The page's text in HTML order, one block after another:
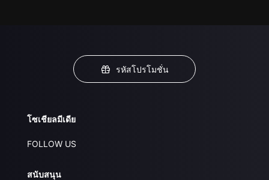
รหัสโปรโมชั่น
โซเชียลมีเดีย
FOLLOW US
สนับสนุน